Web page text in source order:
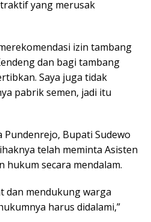
yang merusak
izin tambang
dan bagi tambang
Saya juga tidak
pabrik semen, jadi itu
Bupati Sudewo
telah meminta Asisten
hukum secara mendalam.
dan mendukung warga
harus didalami,”